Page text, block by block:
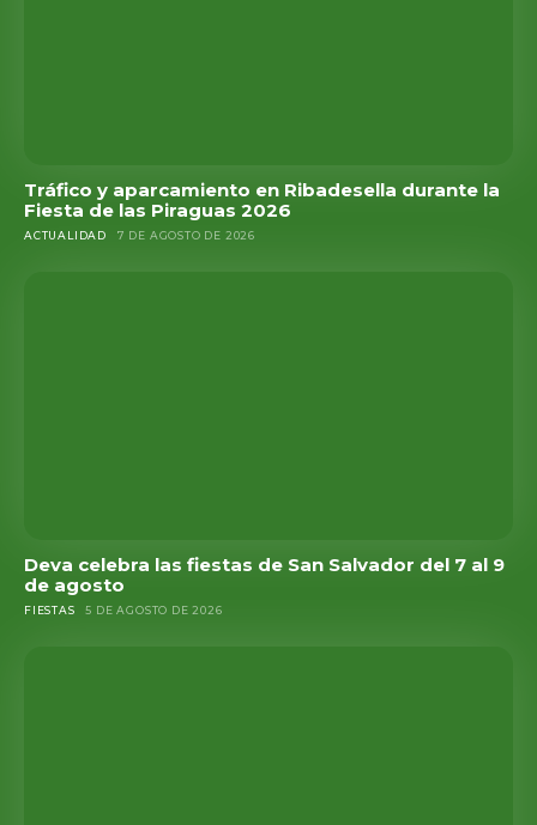
Tráfico y aparcamiento en Ribadesella durante la
Fiesta de las Piraguas 2026
ACTUALIDAD 7 DE AGOSTO DE 2026
Deva celebra las fiestas de San Salvador del 7 al 9
de agosto
FIESTAS 5 DE AGOSTO DE 2026